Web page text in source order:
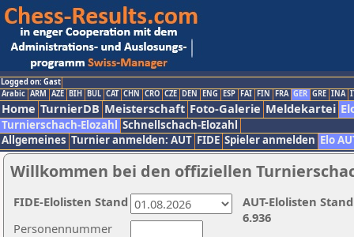
Logged on: Gast
Arabic ARM AZE BIH BUL CAT CHN CRO CZE DEN ENG ESP FAI FIN FRA GER GRE INA
Home TurnierDB Meisterschaft Foto-Galerie Meldekartei
Turnierschach-Elozahl Schnellschach-Elozahl
Allgemeines Turnier anmelden: AUT FIDE Spieler anmelden Elo
Willkommen bei den offiziellen
Personennummer
AUT-Elolisten
6.936
FIDE-Elolisten Stand